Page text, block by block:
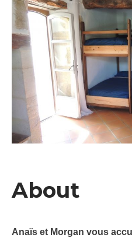
About
Anaïs et Morgan vous